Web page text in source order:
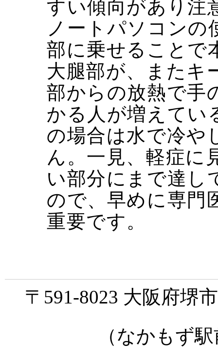
すい傾向があり注
ノートパソコンの
部に乗せることで
大腿部が、またキ
部からの放熱で手
かる人が増えてい
の場合は水で冷や
ん。一見、軽症に
い部分にまで達し
ので、早めに専門
重要です。
〒591-8023 大阪府堺
（なかもず